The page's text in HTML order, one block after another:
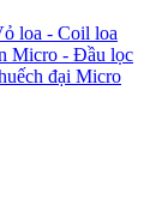
loa - Coil loa
Micro - Đầu lọc
đại Micro